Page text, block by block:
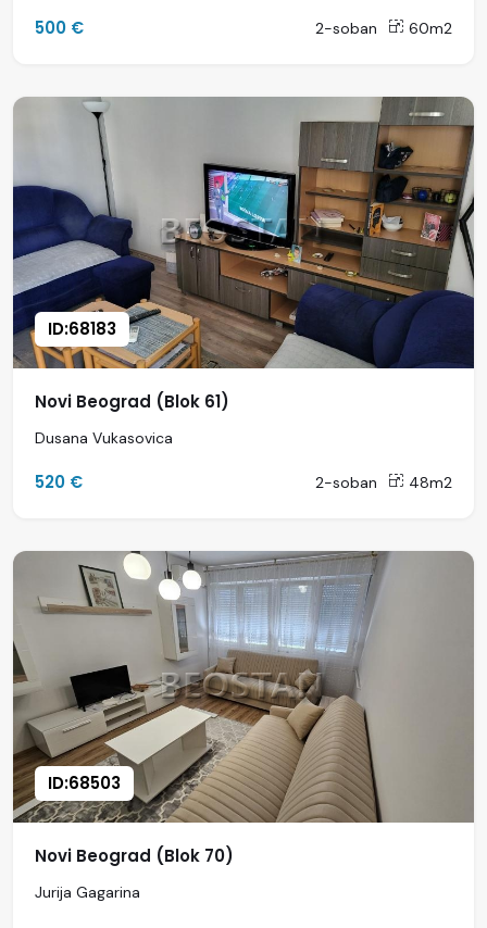
500 € 2-soban 60m2
ID:68183
Novi Beograd (Blok 61)
Dusana Vukasovica
520 € 2-soban 48m2
ID:68503
Novi Beograd (Blok 70)
Jurija Gagarina